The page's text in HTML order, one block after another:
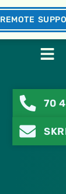
REMOTE
70